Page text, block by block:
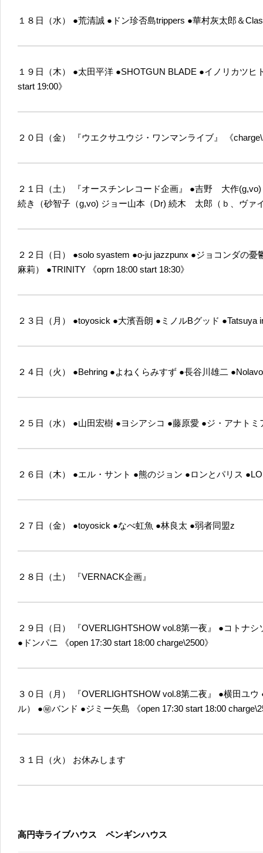
１８日（水） ●荒清誠 ●ドン珍否島trippers ●華村灰太郎＆
１９日（木） ●太田平洋 ●SHOTGUN BLADE ●イノリカツヒ
start 19:00》
２０日（金） 『ウエクサユウジ・ワンマンライブ』 《
２１日（土） 『オースチンレコード企画』 ●吉野 大作(g,vo)
続き（砂智子（g,vo) ジョー山本（Dr) 続木 太郎（ｂ、ヴァ
２２日（日） ●solo syastem ●o-ju jazzpunx ●ジョコンダの憂
麻莉）
●TRINITY 《oprn 18:00 start 18:30》
２３日（月） ●toyosick ●大濱吾朗 ●ミノルBグッド ●Tatsuya
２４日（火） ●Behring ●よねくらみすず ●長谷川雄二
２５日（水） ●山田宏樹 ●ヨシアシコ ●藤原愛 ●ジ・アナトミ
２６日（木） ●エル・サント ●熊のジョン ●ロンとパリス
２７日（金） ●toyosick ●なべ虹魚 ●林良太 ●弱者同盟z
２８日（土） 『VERNACK企画』
２９日（日） 『OVERLIGHTSHOW vol.8第一夜』
●コトナシ
●ドンパニ 《open 17:30 start 18:00 charge\2500》
３０日（月） 『OVERLIGHTSHOW vol.8第二夜』 ●横田ユウ
ル）
●㊙バンド ●ジミー矢島 《open 17:30 start 18:00
３１日（火） お休みします
高円寺ライブハウス ペンギンハウス